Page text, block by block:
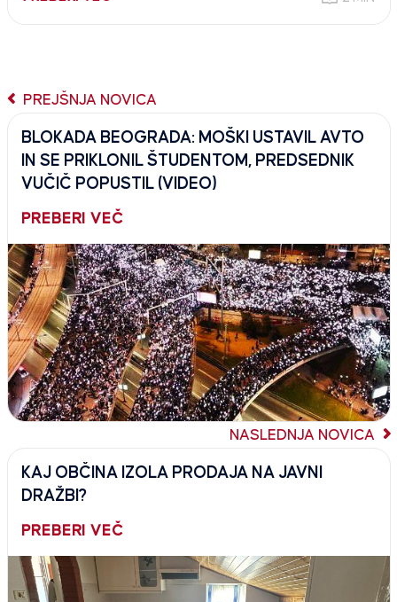
PREJŠNJA NOVICA
BLOKADA BEOGRADA: MOŠKI USTAVIL AVTO
IN SE PRIKLONIL ŠTUDENTOM, PREDSEDNIK
VUČIČ POPUSTIL (VIDEO)
PREBERI VEČ
NASLEDNJA NOVICA
KAJ OBČINA IZOLA PRODAJA NA JAVNI
DRAŽBI?
PREBERI VEČ